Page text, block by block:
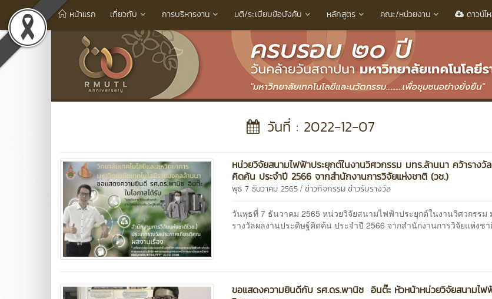
หน้าแรก เกี่ยวกับ การบริหารงาน มติ/ระเบียบข้อบังคับ หลักสูตร คณะ/หน่วยงาน ดาวน์โ
วันที่ : 2022-12-07
หน่วยวิจัยสนามไฟฟ้าประยุกต์ในงานวิศวกรรม มทร.ล้านนา คว้ารางวั
คิดค้น ประจำปี 2566 จากสำนักงานการวิจัยแห่งชาติ (วช.)
พุธ 7 ธันวาคม 2565 /ข่าวกิจกรรม ข่าวรับรางวัล
วันพุธที่ 7 ธันวาคม 2565 หน่วยวิจัยสนามไฟฟ้าประยุกต์ในงานวิศวกรรม
รางวัลผลงานประดิษฐ์คิดค้น ประจำปี 2566 จากสำนักงานการวิจัยแห่งช
ขอแสดงความยินดีกับ รศ.ดร.พานิช อินต๊ะ หัวหน้าหน่วยวิจัยสนามไฟ